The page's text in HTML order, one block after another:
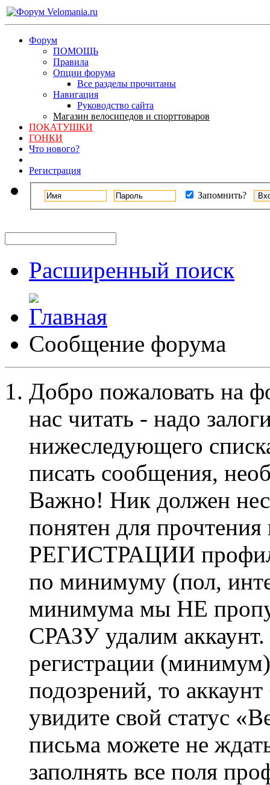
Форум
ПОМОЩЬ
Правила
Опции форума
Все разделы прочитаны
Навигация
Руководство сайта
Магазин велосипедов и спорттоваров
ПОКАТУШКИ
ГОНКИ
Что нового?
Регистрация
Запомнить?
Расширенный поиск
Сообщение форума
Добро пожаловать на
нас читать - надо
нижеследующего
писать сообщения,
Важно! Ник должен
понятен для
РЕГИСТРАЦИИ профиль
по минимуму (пол,
минимума мы НЕ
СРАЗУ удалим
регистрации
подозрений, то
увидите свой статус
письма можете не
заполнять все поля